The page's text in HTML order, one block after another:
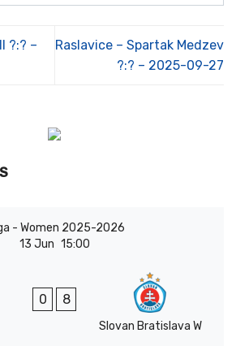
?:? –
Raslavice – Spartak Medzev
?:? – 2025-09-27
- Women 2025-2026
13 Jun 15:00
0 8
Slovan Bratislava W